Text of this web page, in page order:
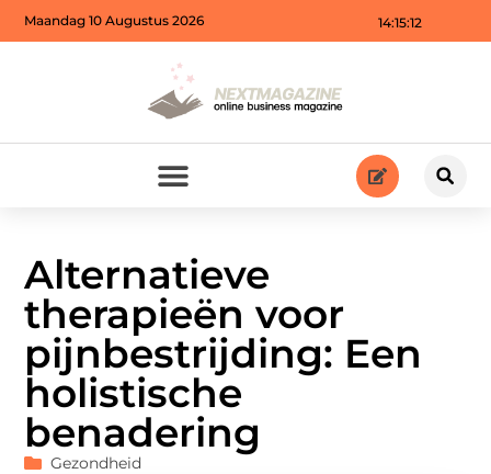
14:15:14
Maandag 10 Augustus 2026
Alternatieve
therapieën voor
pijnbestrijding: Een
holistische
benadering
Gezondheid